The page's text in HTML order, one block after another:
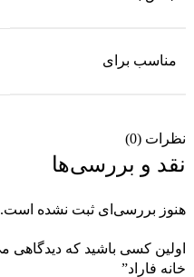
مناسب برای
نظرات (0)
نقد و بررسی‌ها
هنوز بررسی‌ای ثبت نشده است.
خانه فاراد”